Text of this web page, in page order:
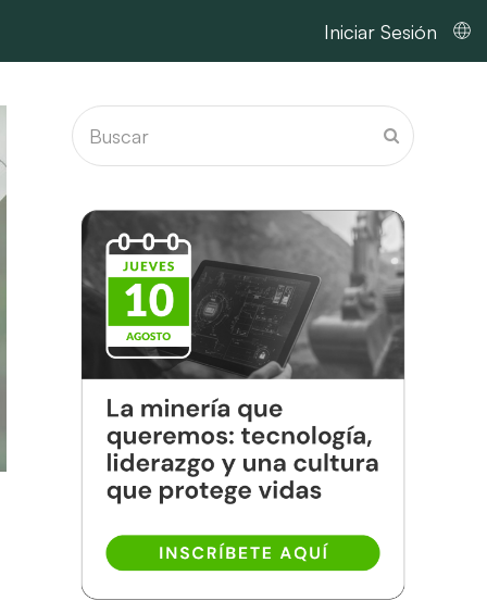
Iniciar Sesión
Buscar
Enviar